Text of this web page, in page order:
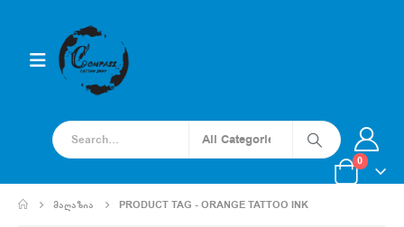
0
ᲛᲐᲦᲐᲖᲘᲐ PRODUCT TAG -ORANGE TATTOO INK